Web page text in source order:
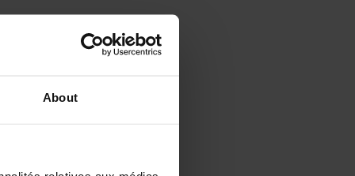
About